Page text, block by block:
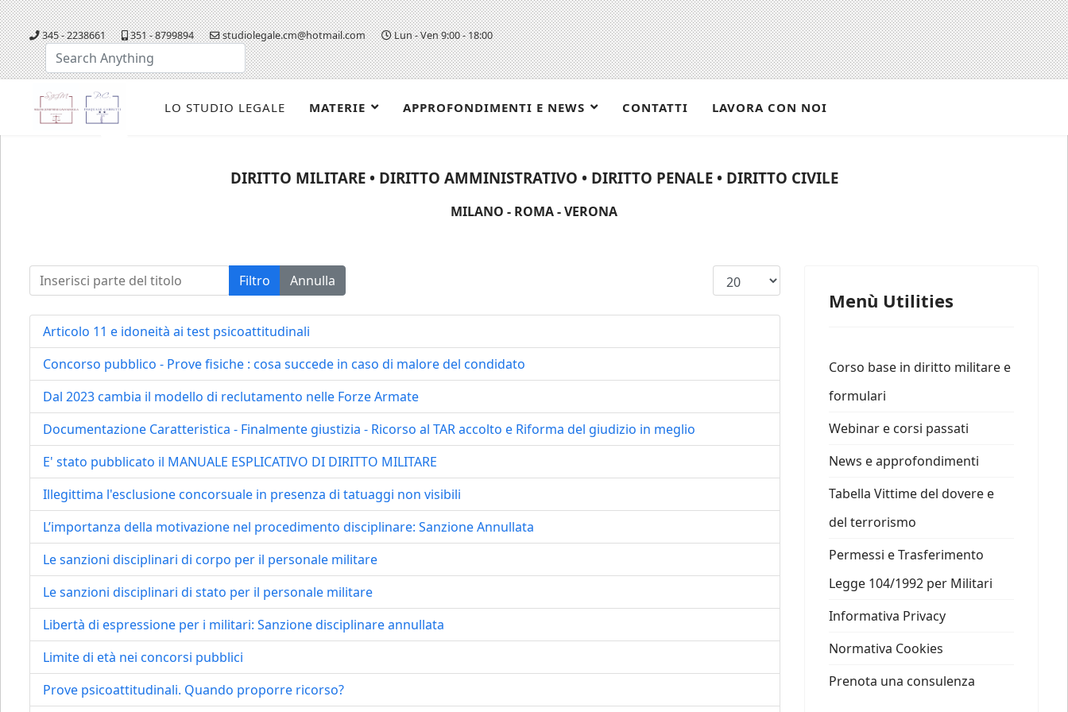
345 - 2238661 351 - 8799894 studiolegale.cm@hotmail.com Lun - Ven 9:00 - 18:00
Cerca...
LO STUDIO LEGALE MATERIE APPROFONDIMENTI E NEWS CONTATTI LAVORA CON NOI
DIRITTO MILITARE • DIRITTO AMMINISTRATIVO • DIRITTO PENALE • DIRITTO CIVILE
MILANO - ROMA - VERONA
Inserisci parte del titolo Filtro Annulla Visualizza n.
Articolo 11 e idoneità ai test psicoattitudinali
Concorso pubblico - Prove fisiche : cosa succede in caso di malore del condidato
Dal 2023 cambia il modello di reclutamento nelle Forze Armate
Documentazione Caratteristica - Finalmente giustizia - Ricorso al TAR accolto e Riforma del giudizio in meglio
E' stato pubblicato il MANUALE ESPLICATIVO DI DIRITTO MILITARE
Illegittima l'esclusione concorsuale in presenza di tatuaggi non visibili
L’importanza della motivazione nel procedimento disciplinare: Sanzione Annullata
Le sanzioni disciplinari di corpo per il personale militare
Le sanzioni disciplinari di stato per il personale militare
Libertà di espressione per i militari: Sanzione disciplinare annullata
Limite di età nei concorsi pubblici
Prove psicoattitudinali. Quando proporre ricorso?
Menù Utilities
Corso base in diritto militare e
formulari
Webinar e corsi passati
News e approfondimenti
Tabella Vittime del dovere e
del terrorismo
Permessi e Trasferimento
Legge 104/1992 per Militari
Informativa Privacy
Normativa Cookies
Prenota una consulenza